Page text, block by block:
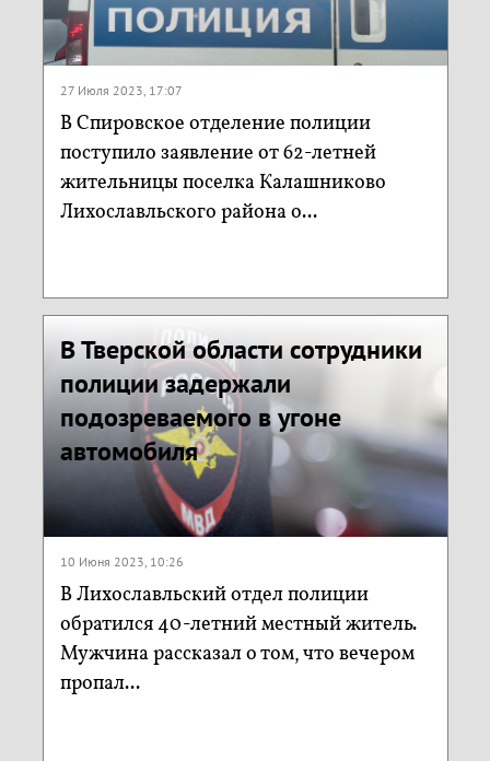
27 Июля 2023, 17:07
В Спировское отделение полиции
поступило заявление от 62-летней
жительницы поселка Калашниково
Лихославльского района о...
В Тверской области сотрудники
полиции задержали
подозреваемого в угоне
автомобиля
10 Июня 2023, 10:26
В Лихославльский отдел полиции
обратился 40-летний местный житель.
Мужчина рассказал о том, что вечером
пропал...